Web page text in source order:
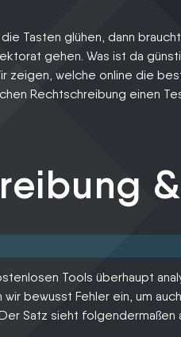
die Tasten glühen, dann
gehen. Was ist da
zeigen, welche online die
Rechtschreibung einen
Tools überhaupt
bewusst Fehler ein, um
Satz sieht folgendermaßen